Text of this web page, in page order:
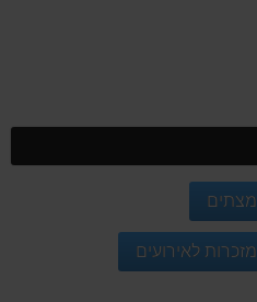
מצתים
מזכרות לאירועים